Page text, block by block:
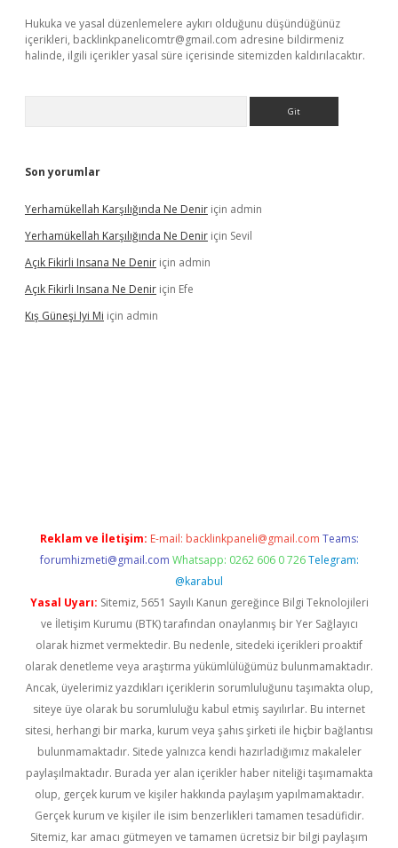
Hukuka ve yasal düzenlemelere aykırı olduğunu düşündüğünüz
içerikleri, backlinkpanelicomtr@gmail.com adresine bildirmeniz
halinde, ilgili içerikler yasal süre içerisinde sitemizden kaldırılacaktır.
Son yorumlar
Yerhamükellah Karşılığında Ne Denir için admin
Yerhamükellah Karşılığında Ne Denir için Sevil
Açık Fikirli Insana Ne Denir için admin
Açık Fikirli Insana Ne Denir için Efe
Kış Güneşi Iyi Mi için admin
Reklam ve İletişim: E-mail: backlinkpaneli@gmail.com Teams:
forumhizmeti@gmail.com Whatsapp: 0262 606 0 726 Telegram:
@karabul
Yasal Uyarı: Sitemiz, 5651 Sayılı Kanun gereğince Bilgi Teknolojileri
ve İletişim Kurumu (BTK) tarafından onaylanmış bir Yer Sağlayıcı
olarak hizmet vermektedir. Bu nedenle, sitedeki içerikleri proaktif
olarak denetleme veya araştırma yükümlülüğümüz bulunmamaktadır.
Ancak, üyelerimiz yazdıkları içeriklerin sorumluluğunu taşımakta olup,
siteye üye olarak bu sorumluluğu kabul etmiş sayılırlar. Bu internet
sitesi, herhangi bir marka, kurum veya şahıs şirketi ile hiçbir bağlantısı
bulunmamaktadır. Sitede yalnızca kendi hazırladığımız makaleler
paylaşılmaktadır. Burada yer alan içerikler haber niteliği taşımamakta
olup, gerçek kurum ve kişiler hakkında paylaşım yapılmamaktadır.
Gerçek kurum ve kişiler ile isim benzerlikleri tamamen tesadüfidir.
Sitemiz, kar amacı gütmeyen ve tamamen ücretsiz bir bilgi paylaşım